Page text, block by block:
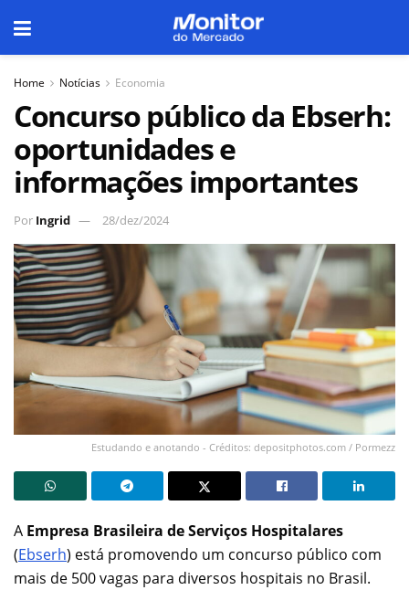
Home Notícias Economia
Concurso público da Ebserh:
oportunidades e
informações importantes
Por Ingrid 28/dez/2024
Estudando e anotando - Créditos: depositphotos.com / Pormezz
A Empresa Brasileira de Serviços Hospitalares
(Ebserh) está promovendo um concurso público com
mais de 500 vagas para diversos hospitais no Brasil.